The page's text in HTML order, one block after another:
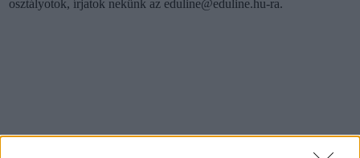
osztályotok, írjatok nekünk az eduline@eduline.hu-ra.